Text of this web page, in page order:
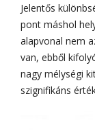
Jelentős
pont máshol
alapvonal nem
van, ebből
nagy mélységi
szignifikáns